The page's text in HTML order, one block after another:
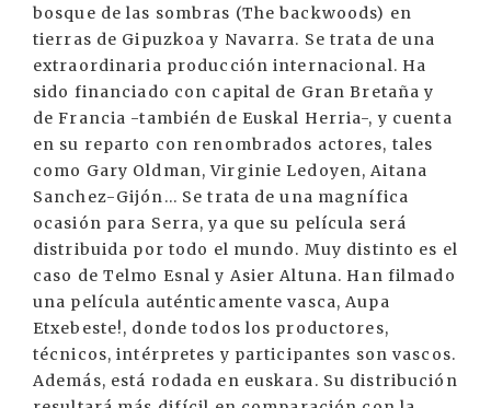
bosque de las sombras (The backwoods) en
tierras de Gipuzkoa y Navarra. Se trata de una
extraordinaria producción internacional. Ha
sido financiado con capital de Gran Bretaña y
de Francia -también de Euskal Herria-, y cuenta
en su reparto con renombrados actores, tales
como Gary Oldman, Virginie Ledoyen, Aitana
Sanchez-Gijón... Se trata de una magnífica
ocasión para Serra, ya que su película será
distribuida por todo el mundo. Muy distinto es el
caso de Telmo Esnal y Asier Altuna. Han filmado
una película auténticamente vasca, Aupa
Etxebeste!, donde todos los productores,
técnicos, intérpretes y participantes son vascos.
Además, está rodada en euskara. Su distribución